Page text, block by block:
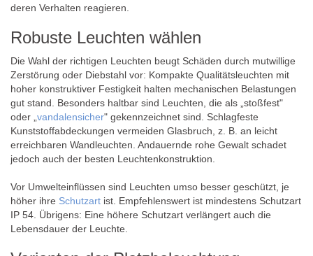
deren Verhalten reagieren.
Robuste Leuchten wählen
Die Wahl der richtigen Leuchten beugt Schäden durch mutwillige
Zerstörung oder Diebstahl vor: Kompakte Qualitätsleuchten mit
hoher konstruktiver Festigkeit halten mechanischen Belastungen
gut stand. Besonders haltbar sind Leuchten, die als „stoßfest"
oder „ vandalensicher" gekennzeichnet sind. Schlagfeste
Kunststoffabdeckungen vermeiden Glasbruch, z. B. an leicht
erreichbaren Wandleuchten. Andauernde rohe Gewalt schadet
jedoch auch der besten Leuchtenkonstruktion.
Vor Umwelteinflüssen sind Leuchten umso besser geschützt, je
höher ihre Schutzart ist. Empfehlenswert ist mindestens Schutzart
IP 54. Übrigens: Eine höhere Schutzart verlängert auch die
Lebensdauer der Leuchte.